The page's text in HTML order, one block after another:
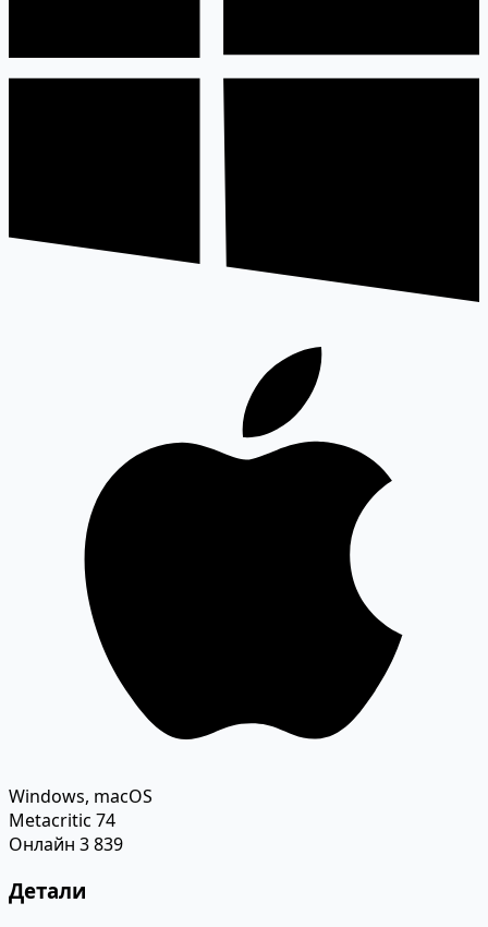
Windows, macOS
Metacritic 74
Онлайн 3 839
Детали